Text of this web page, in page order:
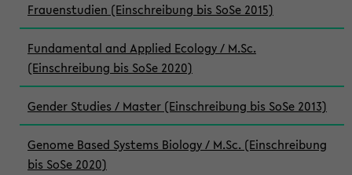
Frauenstudien (Einschreibung bis SoSe 2015)
Fundamental and Applied Ecology / M.Sc.
(Einschreibung bis SoSe 2020)
Gender Studies / Master (Einschreibung bis SoSe 2013)
Genome Based Systems Biology / M.Sc. (Einschreibung
bis SoSe 2020)